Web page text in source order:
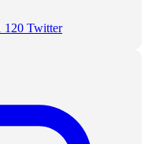
120 Twitter